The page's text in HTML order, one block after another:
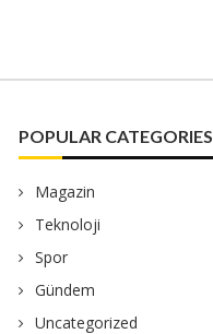
POPULAR CATEGORIES
Magazin
Teknoloji
Spor
Gündem
Uncategorized